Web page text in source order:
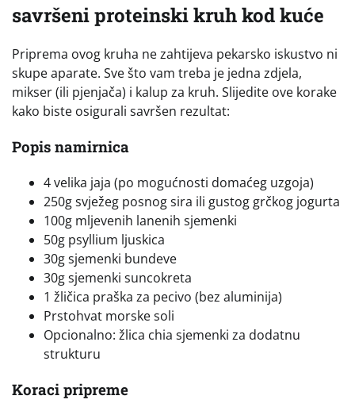
savršeni proteinski kruh kod kuće
Priprema ovog kruha ne zahtijeva pekarsko iskustvo ni
skupe aparate. Sve što vam treba je jedna zdjela,
mikser (ili pjenjača) i kalup za kruh. Slijedite ove korake
kako biste osigurali savršen rezultat:
Popis namirnica
4 velika jaja (po mogućnosti domaćeg uzgoja)
250g svježeg posnog sira ili gustog grčkog jogurta
100g mljevenih lanenih sjemenki
50g psyllium ljuskica
30g sjemenki bundeve
30g sjemenki suncokreta
1 žličica praška za pecivo (bez aluminija)
Prstohvat morske soli
Opcionalno: žlica chia sjemenki za dodatnu
strukturu
Koraci pripreme